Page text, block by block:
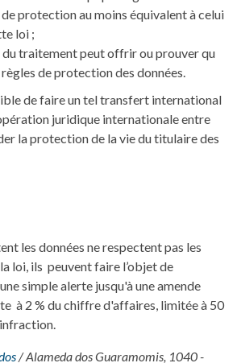
de protection au moins équivalent à celui
loi ;
du traitement peut offrir ou prouver qu
règles de protection des données.
de faire un tel transfert international
juridique internationale entre
la protection de la vie du titulaire des
les données ne respectent pas les
loi, ils peuvent faire l’objet de
simple alerte jusqu'à une amende
à 2 % du chiffre d'affaires, limitée à 50
/ Alameda dos Guaramomis, 1040 -